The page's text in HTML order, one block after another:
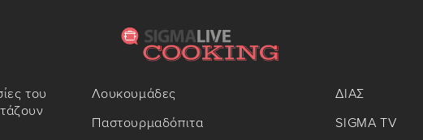
του
Λουκουμάδες
Παστουρμαδόπιτα
ΔΙΑΣ
SIGMA TV